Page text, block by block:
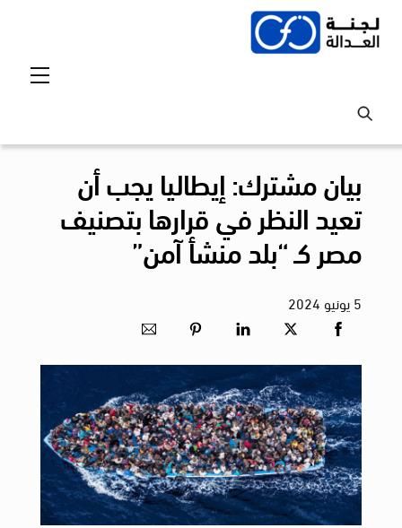
Skip
بيان مشترك: إيطاليا يجب أن
تعيد النظر في قرارها بتصنيف
مصر كـ “بلد منشأ آمن”
5يونيو 2024